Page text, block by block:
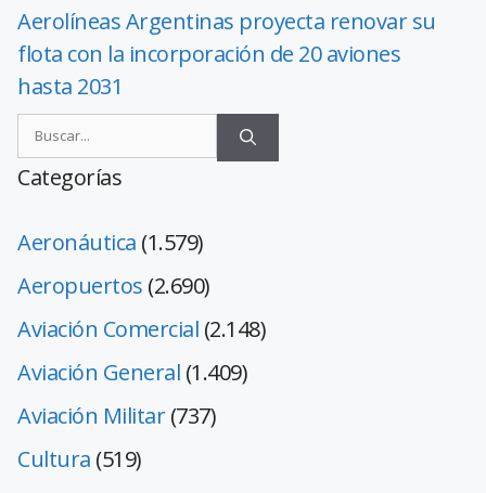
Aerolíneas Argentinas proyecta renovar su
flota con la incorporación de 20 aviones
hasta 2031
Categorías
Aeronáutica (1.579)
Aeropuertos (2.690)
Aviación Comercial (2.148)
Aviación General (1.409)
Aviación Militar(737)
Cultura (519)